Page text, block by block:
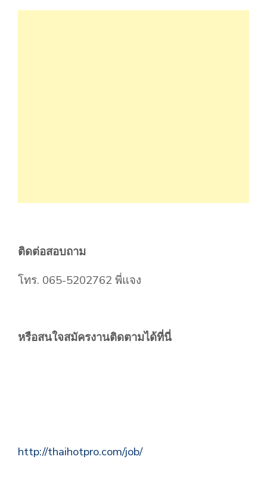
ติดต่อสอบถาม
โทร. 065-5202762 พี่แจง
หรือสนใจสมัครงานติดตามได้ที่นี่
http://thaihotpro.com/job/